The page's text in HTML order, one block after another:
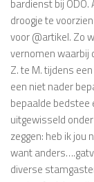
bardienst bij
droogje te
voor @artikel. Zo
vernomen waarbij
Z. te M. tijdens
een niet nader
bepaalde bedstee
uitgewisseld
zeggen: heb ik jou
want
diverse